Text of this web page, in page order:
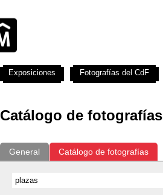
Catálogo de fotografías
General Catálogo de fotografías
Exposiciones Fotografías del CdF